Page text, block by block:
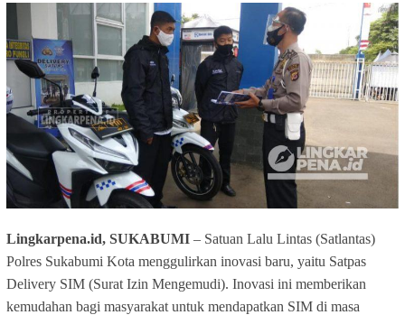
Lingkarpena.id, SUKABUMI – Satuan Lalu Lintas (Satlantas)
Polres Sukabumi Kota menggulirkan inovasi baru, yaitu Satpas
Delivery SIM (Surat Izin Mengemudi). Inovasi ini memberikan
kemudahan bagi masyarakat untuk mendapatkan SIM di masa